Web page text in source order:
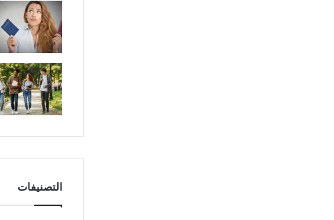
ع
ر
ب
ي
ة
التصنيفات